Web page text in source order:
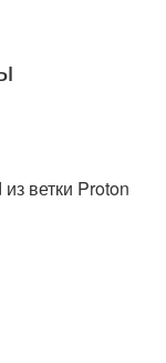
ветки Proton